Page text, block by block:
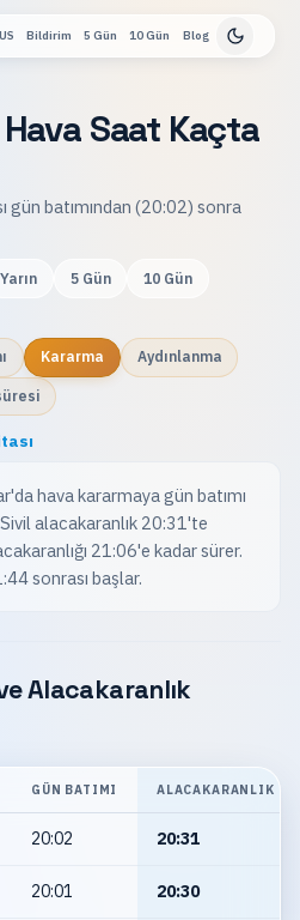
US Bildirim 5 Gün 10 Gün Blog
Saat Kaçta
gün batımından (20:02) sonra
Yarın 5 Gün 10 Gün
Kararma Aydınlanma
hava kararmaya gün batımı
alacakaranlık 20:31'te
21:06'e kadar sürer.
sonrası başlar.
Alacakaranlık
GÜN BATIMI ALACAKARANLIK
20:02 20:31
20:01 20:30